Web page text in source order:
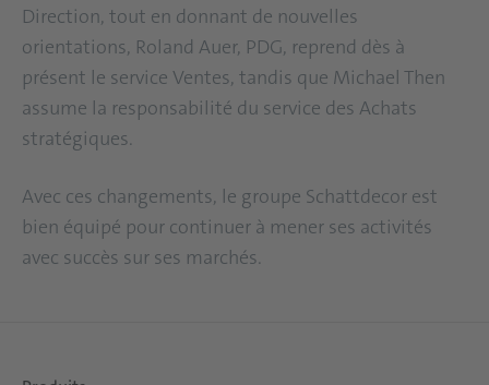
Direction, tout en donnant de nouvelles
orientations, Roland Auer, PDG, reprend dès à
présent le service Ventes, tandis que Michael Then
assume la responsabilité du service des Achats
stratégiques.
Avec ces changements, le groupe Schattdecor est
bien équipé pour continuer à mener ses activités
avec succès sur ses marchés.